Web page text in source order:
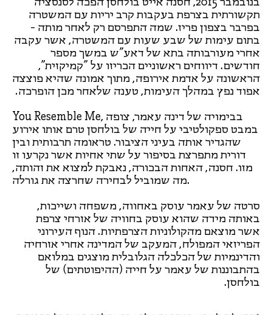
תקשורתית בצרפת בעקבות קרב יריות עם המשטרה
בפרבר בצפון פריז. שמה התפרסם רק לאחר מותה -
בתום עימות של שבע שעות עם המשטרה, אשר עקבה
אחרי מעורבותה בתא של דאע"ש במשך מספר
חודשים. דיווחים ראשוניים הכריזו על "קמיקזית",
הראשונה על אדמת אירופה, מתוך אמונה שהיא פוצצה
אפוד נפץ במהלך העימות, טענה שלאחר מכן הופרכה.
You Resemble Me, בבימויה של דינה עאמר, צופה
במבט ספקולטיבי על חייה של בולחסן טרם אותו אירוע
שהגדיר אותה בעיני הציבור. טראומה תרבותית ובין
דורית מתפרצת בסיפור על שתי אחיות אשר נקרעו זו
מזו. חסנה, האחות הבכורה, נאבקת למצוא את זהותה,
מה שמוביל לבחירה שחרצה את גורלה.
סרטה של עאמר עוסק באחווה, משפחה ושייכות,
באותה מידה שהוא עוסק בחוויה של אזרחי צרפת
אשר מוצאם מהקולוניות הצרפתיות. הנוף העירוני
הפריזאי המפולח, המעקב של המדינה אחרי אזרחיה
והדינמיות של הכלכלה הגלובלית מוצגים במלואם
בהתבוננות של עאמר על חייה (ההיפוטתים) של
בולחסן.